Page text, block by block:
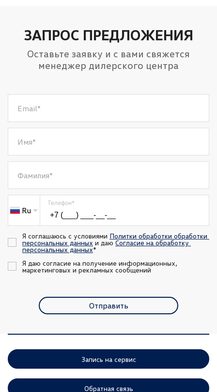
ЗАПРОС ПРЕДЛОЖЕНИЯ
Оставьте заявку и с вами свяжется
менеджер дилерского центра
Email*
Имя*
Фамилия*
Ru
Телефон*
Я соглашаюсь с условиями Политки обработки обработки
персональных данных и даю Согласие на обработку
персональных данных*
Я даю согласие на получение информационных,
маркетинговых и рекламных сообщений
Отправить
Запись на сервис
Обратная связь